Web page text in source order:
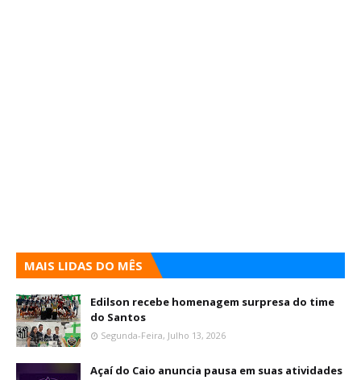
MAIS LIDAS DO MÊS
Edilson recebe homenagem surpresa do time
do Santos
Segunda-Feira, Julho 13, 2026
Açaí do Caio anuncia pausa em suas atividades